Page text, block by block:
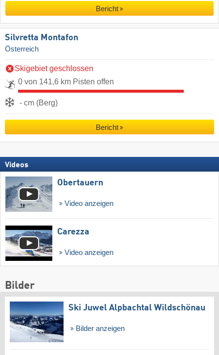
Bericht
Silvretta Montafon
Österreich
Skigebiet geschlossen
0 von 141,6 km Pisten offen
- cm (Berg)
Bericht
Videos
Obertauern
Video anzeigen
Carezza
Video anzeigen
Bilder
Ski Juwel Alpbachtal Wildschönau
Bilder anzeigen